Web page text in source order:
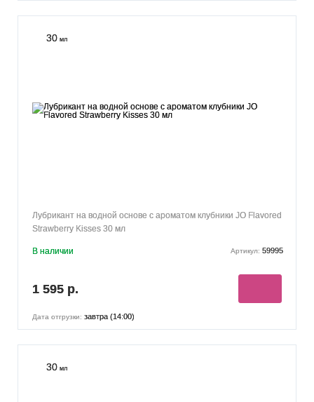
30 мл
Лубрикант на водной основе с ароматом клубники JO Flavored
Strawberry Kisses 30 мл
В наличии Артикул: 59995
1 595 р.
Дата отгрузки: завтра (14:00)
30 мл